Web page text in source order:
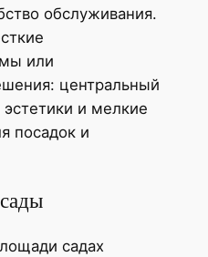
обслуживания.
или
центральный
и мелкие
посадок и
садах